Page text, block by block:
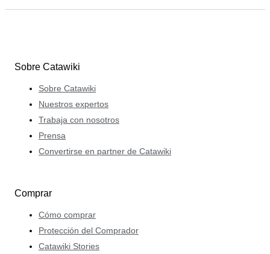
Sobre Catawiki
Sobre Catawiki
Nuestros expertos
Trabaja con nosotros
Prensa
Convertirse en partner de Catawiki
Comprar
Cómo comprar
Protección del Comprador
Catawiki Stories